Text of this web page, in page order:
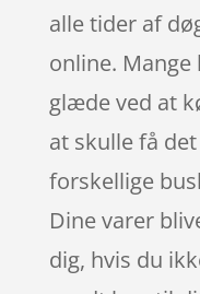
alle tider af
online.
glæde ved at
at skulle få
forskellige
Dine varer
dig, hvis du